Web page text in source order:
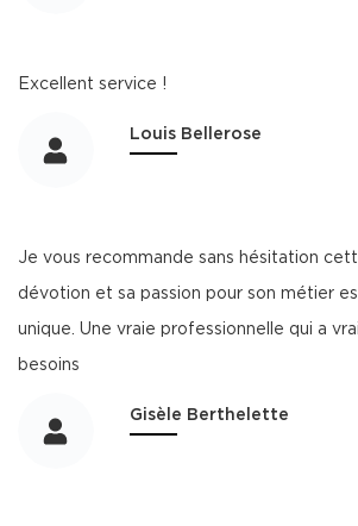
Excellent service !
Louis Bellerose
Je vous recommande sans hésitation
dévotion et sa passion pour son métier
unique. Une vraie professionnelle qui a
besoins
Gisèle Berthelette